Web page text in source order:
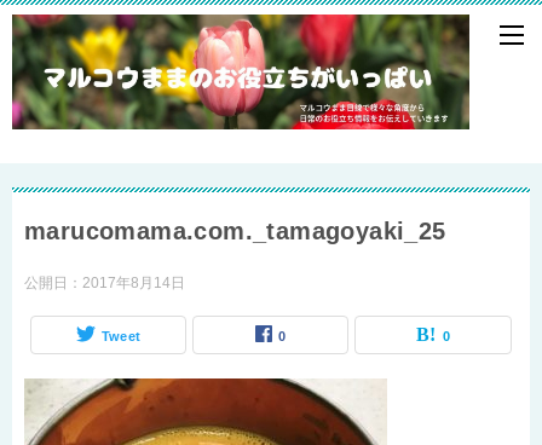
marucomama.com._tamagoyaki_25
公開日： 2017年8月14日
Tweet 0 0